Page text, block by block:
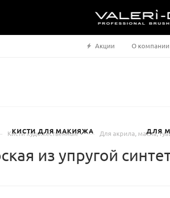
Акции О компании
КИСТИ ДЛЯ МАКИЯЖА ДЛЯ
Кисти художественные — Для акрила, масла,
из упругой